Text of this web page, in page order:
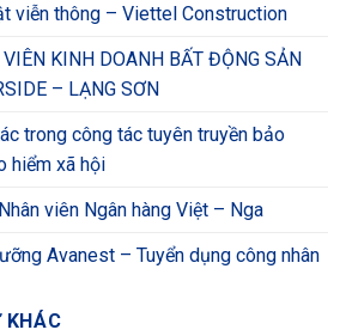
viễn thông – Viettel Construction
VIÊN KINH DOANH BẤT ĐỘNG SẢN
– LẠNG SƠN
trong công tác tuyên truyền bảo
hiểm xã hội
viên Ngân hàng Việt – Nga
Avanest – Tuyển dụng công nhân
KHÁC